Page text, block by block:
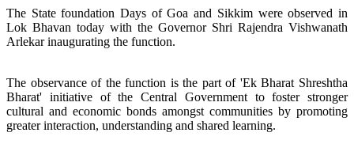
The State foundation Days of Goa and Sikkim were observed in
Lok Bhavan today with the Governor Shri Rajendra Vishwanath
Arlekar inaugurating the function.
The observance of the function is the part of 'Ek Bharat Shreshtha
Bharat' initiative of the Central Government to foster stronger
cultural and economic bonds amongst communities by promoting
greater interaction, understanding and shared learning.